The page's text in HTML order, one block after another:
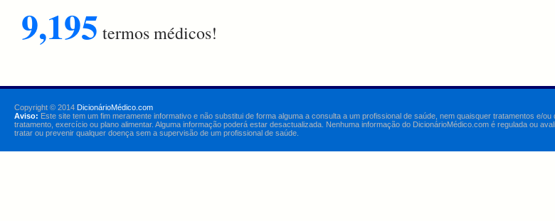
9,195 termos médicos!
Copyright © 2014 DicionárioMédico.com
Aviso: Este site tem um fim meramente informativo e não substitui de forma alguma a consulta a um profissional de saúde, nem quaisquer tratamentos e/
tratamento, exercício ou plano alimentar. Alguma informação poderá estar desactualizada. Nenhuma informação do DicionárioMédico.com é regulada ou
tratar ou prevenir qualquer doença sem a supervisão de um profissional de saúde.